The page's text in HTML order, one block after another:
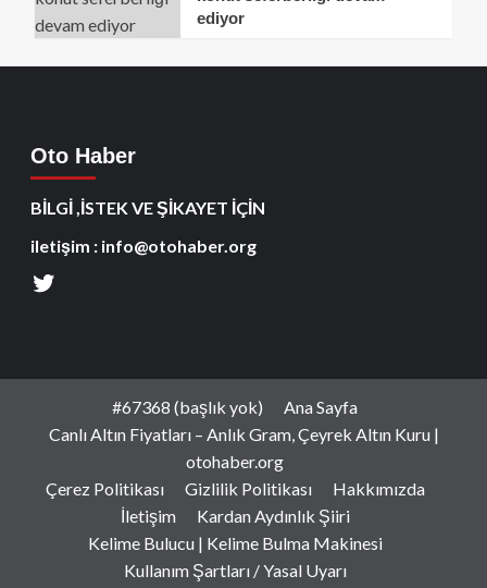
ediyor
Oto Haber
BİLGİ ,İSTEK VE ŞİKAYET İÇİN
iletişim : info@otohaber.org
#67368 (başlık yok)
Ana Sayfa
Canlı Altın Fiyatları – Anlık Gram, Çeyrek Altın Kuru |
otohaber.org
Çerez Politikası
Gizlilik Politikası
Hakkımızda
İletişim
Kardan Aydınlık Şiiri
Kelime Bulucu | Kelime Bulma Makinesi
Kullanım Şartları / Yasal Uyarı